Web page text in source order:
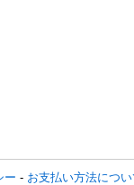
ー - お支払い方法につ